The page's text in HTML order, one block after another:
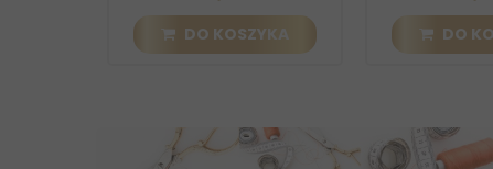
DO KOSZYKA DO KOSZYKA